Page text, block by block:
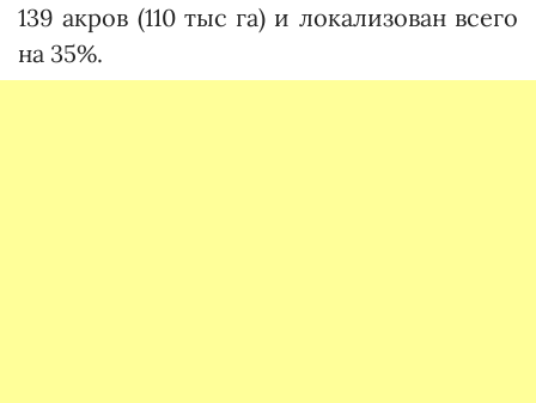
139 акров (110 тыс га) и локализован всего
на 35%.